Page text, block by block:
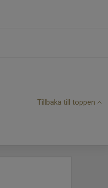
Tillbaka till toppen